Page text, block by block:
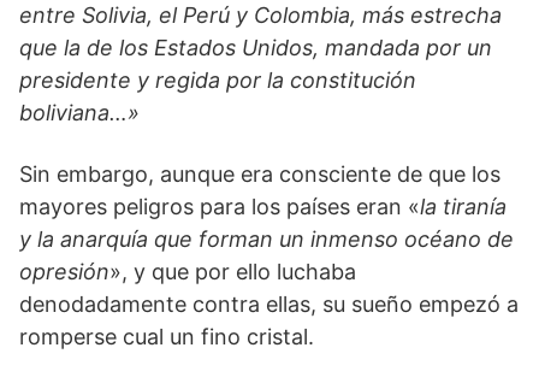
entre Solivia, el Perú y Colombia, más estrecha
que la de los Estados Unidos, mandada por un
presidente y regida por la constitución
boliviana…»
Sin embargo, aunque era consciente de que los
mayores peligros para los países eran «la tiranía
y la anarquía que forman un inmenso océano de
opresión», y que por ello luchaba
denodadamente contra ellas, su sueño empezó a
romperse cual un fino cristal.